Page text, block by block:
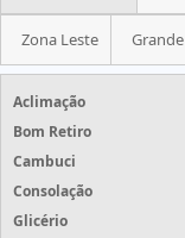
Zona Leste
Aclimação
Bom Retiro
Cambuci
Consolação
Glicério